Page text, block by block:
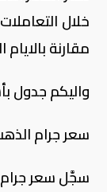
خلال
مقارنة بالايام
واليكم جدول
سعر جرام الذهب
سجَّل سعر جرام الذهب